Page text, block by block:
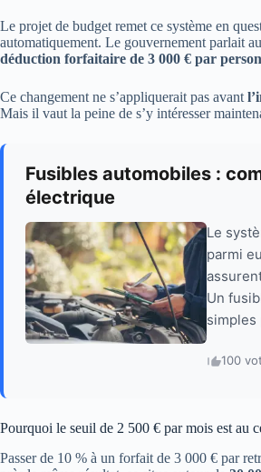
Le projet de budget remet ce système en
automatiquement. Le gouvernement parlait
déduction forfaitaire de 3 000 € par
Ce changement ne s’appliquerait pas avant
Mais il vaut la peine de s’y intéresser
Fusibles automobiles :
électrique
Le
parmi
Un
simples
100
Pourquoi le seuil de 2 500 € par mois est au
Passer de 10 % à un forfait de 3 000 € par